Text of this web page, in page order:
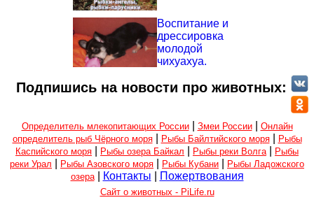
Воспитание и
дрессировка
молодой
чихуахуа.
Подпишись на новости про животных:
Определитель млекопитающих России| Змеи России| Онлайн
определитель рыб Чёрного моря| Рыбы Байлтийского моря|
Рыбы
Каспийского моря
Рыбы озера Байкал Рыбы реки Волга
Рыбы
реки Урал
Рыбы Азовского моря Рыбы Кубани
Рыбы Ладожского
озера| Контакты Пожертвования
Сайт о животных - PiLife.ru